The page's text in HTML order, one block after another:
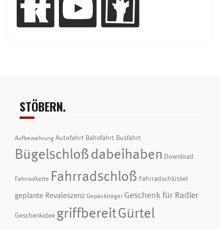
STÖBERN.
Aufbewahrung Autofahrt Bahnfahrt Busfahrt
Bügelschloß dabeihaben Download
Fahrradkette Fahrradschloß Fahrradschlüssel
geplante Revaleszenz Gepäckträger Geschenk für Radler
Geschenkidee griffbereitGürtel